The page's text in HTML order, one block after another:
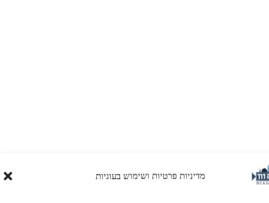
מדיניות פרטיות ושימוש בעוגיות